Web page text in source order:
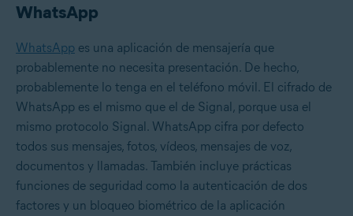
WhatsApp
WhatsApp es una aplicación de mensajería que
probablemente no necesita presentación. De hecho,
probablemente lo tenga en el teléfono móvil. El cifrado de
WhatsApp es el mismo que el de Signal, porque usa el
mismo protocolo Signal. WhatsApp cifra por defecto
todos sus mensajes, fotos, vídeos, mensajes de voz,
documentos y llamadas. También incluye prácticas
funciones de seguridad como la autenticación de dos
factores y un bloqueo biométrico de la aplicación